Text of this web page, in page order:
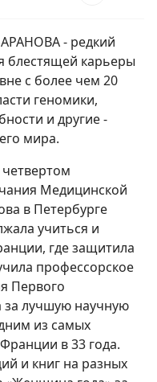
- редкий
блестящей карьеры
с более чем 20
геномики,
и другие -
мира.
Медицинской
в Петербурге
учиться и
где защитила
профессорское
Первого
за лучшую научную
из самых
в 33 года.
и книг на разных